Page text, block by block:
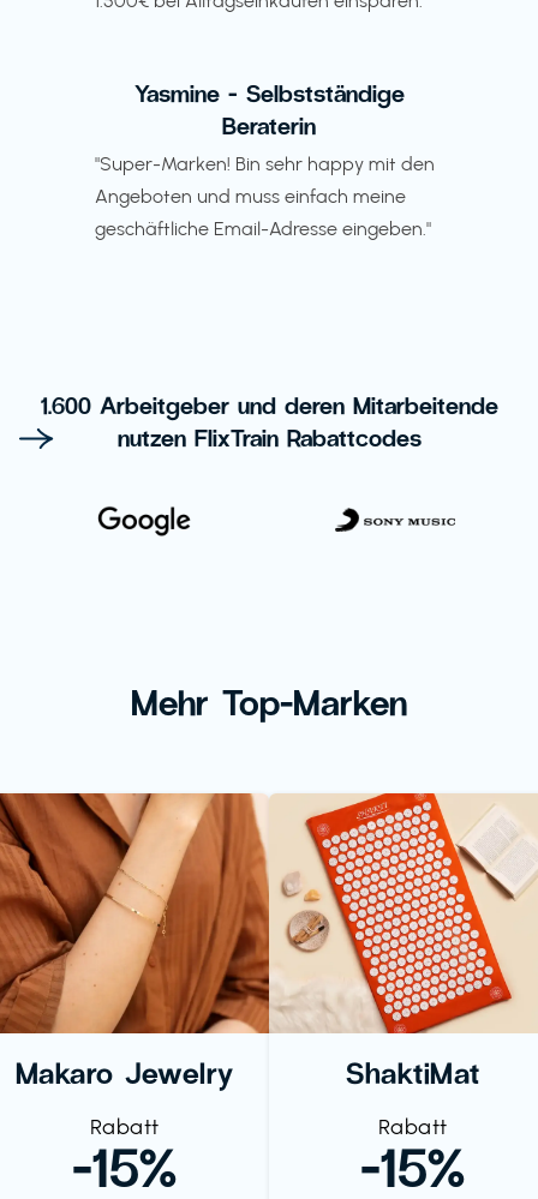
Yasmine - Selbstständige
Beraterin
"Super-Marken! Bin sehr happy mit den
Angeboten und muss einfach meine
geschäftliche Email-Adresse eingeben."
1.600 Arbeitgeber und deren Mitarbeitende
nutzen FlixTrain Rabattcodes
Mehr Top-Marken
Makaro Jewelry
Rabatt
-15%
ShaktiMat
Rabatt
-15%